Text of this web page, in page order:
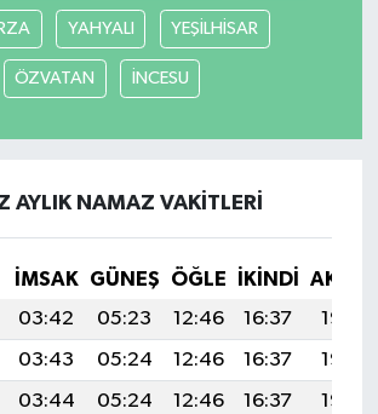
YAHYALI YEŞİLHİSAR
ÖZVATAN İNCESU
AYLIK NAMAZ VAKITLERI
İMSAK GÜNEŞ ÖĞLE İKINDI
03:42 05:23 12:46 16:37
19:58
03:43 05:24 12:46 16:37
19:58
03:44 05:24 12:46 16:37
19:57